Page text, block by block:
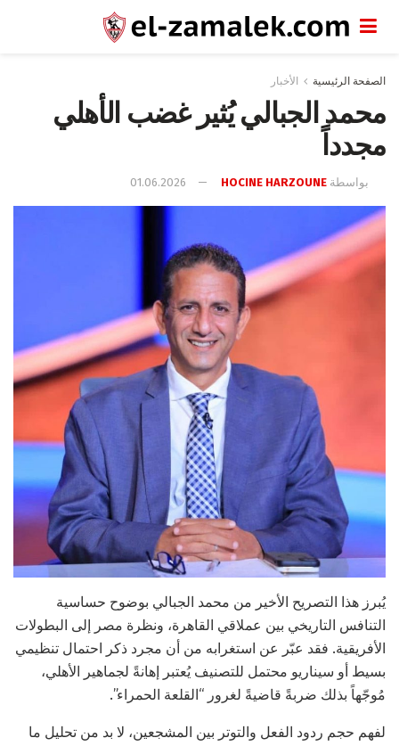
الصفحة الرئيسية الأخبار
محمد الجبالي يُثير غضب الأهلي
مجدداً
بواسطة HOCINE HARZOUNE
01.06.2026
يُبرز هذا التصريح الأخير من محمد الجبالي بوضوح حساسية
التنافس التاريخي بين عملاقي القاهرة، ونظرة مصر إلى البطولات
الأفريقية. فقد عبّر عن استغرابه من أن مجرد ذكر احتمال تنظيمي
بسيط أو سيناريو محتمل للتصنيف يُعتبر إهانةً لجماهير الأهلي،
مُوجّهاً بذلك ضربةً قاضيةً لغرور “القلعة الحمراء”.
لفهم حجم ردود الفعل والتوتر بين المشجعين، لا بد من تحليل ما